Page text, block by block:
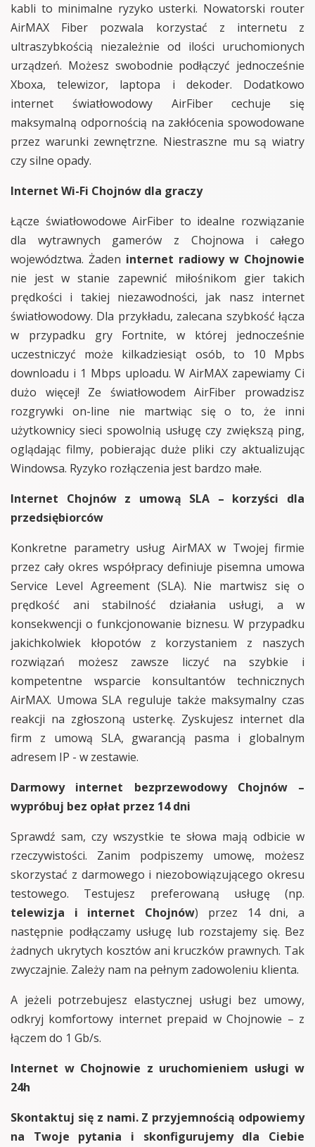
kabli to minimalne ryzyko usterki. Nowatorski router
AirMAX Fiber pozwala korzystać z internetu z
ultraszybkością niezależnie od ilości uruchomionych
urządzeń. Możesz swobodnie podłączyć jednocześnie
Xboxa, telewizor, laptopa i dekoder. Dodatkowo
internet światłowodowy AirFiber cechuje się
maksymalną odpornością na zakłócenia spowodowane
przez warunki zewnętrzne. Niestraszne mu są wiatry
czy silne opady.
Internet Wi-Fi Chojnów dla graczy
Łącze światłowodowe AirFiber to idealne rozwiązanie
dla wytrawnych gamerów z Chojnowa i całego
województwa. Żaden internet radiowy w Chojnowie
nie jest w stanie zapewnić miłośnikom gier takich
prędkości i takiej niezawodności, jak nasz internet
światłowodowy. Dla przykładu, zalecana szybkość łącza
w przypadku gry Fortnite, w której jednocześnie
uczestniczyć może kilkadziesiąt osób, to 10 Mpbs
downloadu i 1 Mbps uploadu. W AirMAX zapewiamy Ci
dużo więcej! Ze światłowodem AirFiber prowadzisz
rozgrywki on-line nie martwiąc się o to, że inni
użytkownicy sieci spowolnią usługę czy zwiększą ping,
oglądając filmy, pobierając duże pliki czy aktualizując
Windowsa. Ryzyko rozłączenia jest bardzo małe.
Internet Chojnów z umową SLA – korzyści dla
przedsiębiorców
Konkretne parametry usług AirMAX w Twojej firmie
przez cały okres współpracy definiuje pisemna umowa
Service Level Agreement (SLA). Nie martwisz się o
prędkość ani stabilność działania usługi, a w
konsekwencji o funkcjonowanie biznesu. W przypadku
jakichkolwiek kłopotów z korzystaniem z naszych
rozwiązań możesz zawsze liczyć na szybkie i
kompetentne wsparcie konsultantów technicznych
AirMAX. Umowa SLA reguluje także maksymalny czas
reakcji na zgłoszoną usterkę. Zyskujesz internet dla
firm z umową SLA, gwarancją pasma i globalnym
adresem IP - w zestawie.
Darmowy internet bezprzewodowy Chojnów –
wypróbuj bez opłat przez 14 dni
Sprawdź sam, czy wszystkie te słowa mają odbicie w
rzeczywistości. Zanim podpiszemy umowę, możesz
skorzystać z darmowego i niezobowiązującego okresu
testowego. Testujesz preferowaną usługę (np.
telewizja i internet Chojnów) przez 14 dni, a
następnie podłączamy usługę lub rozstajemy się. Bez
żadnych ukrytych kosztów ani kruczków prawnych. Tak
zwyczajnie. Zależy nam na pełnym zadowoleniu klienta.
A jeżeli potrzebujesz elastycznej usługi bez umowy,
odkryj komfortowy internet prepaid w Chojnowie – z
łączem do 1 Gb/s.
Internet w Chojnowie z uruchomieniem usługi w
24h
Skontaktuj się z nami. Z przyjemnością odpowiemy
na Twoje pytania i skonfigurujemy dla Ciebie